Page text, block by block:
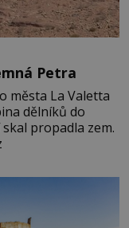
Petra
města La Valetta
dělníků do
propadla zem.